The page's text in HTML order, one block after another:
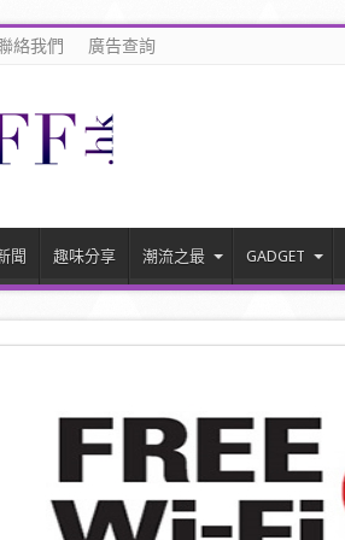
絡我們 廣告查詢
聞 趣味分享 潮流之最 GADGET